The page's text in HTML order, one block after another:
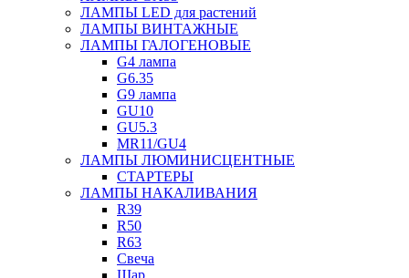
ЛАМПЫ LED для растений
ЛАМПЫ ВИНТАЖНЫЕ
ЛАМПЫ ГАЛОГЕНОВЫЕ
G4 лампа
G6.35
G9 лампа
GU10
GU5.3
MR11/GU4
ЛАМПЫ ЛЮМИНИСЦЕНТНЫЕ
СТАРТЕРЫ
ЛАМПЫ НАКАЛИВАНИЯ
R39
R50
R63
Свеча
Шар